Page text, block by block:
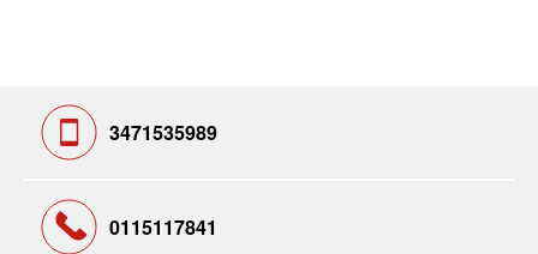
3471535989
0115117841